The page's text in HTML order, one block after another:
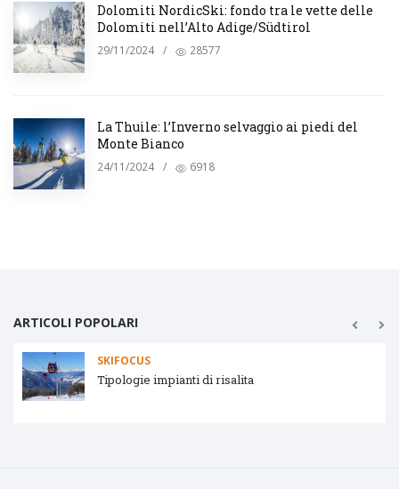
Dolomiti NordicSki: fondo tra le vette delle
Dolomiti nell’Alto Adige/Südtirol
29/11/2024 / 28577
La Thuile: l’Inverno selvaggio ai piedi del
Monte Bianco
24/11/2024 / 6918
ARTICOLI POPOLARI
SKIFOCUS
Tipologie impianti di risalita